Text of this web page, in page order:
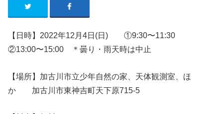
【日時】2022年12月4日(日) ①9:30〜11:30
②13:00〜15:00
＊曇り・雨天時は中止
【場所】加古川市立少年自然の家、天体観測室、ほ
か 加古川市東神吉町天下原715-5